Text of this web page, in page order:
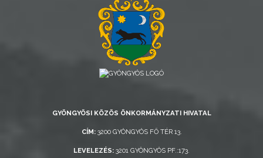
GYÖNGYÖSI KÖZÖS ÖNKORMÁNYZATI HIVATAL
CÍM:3200 GYÖNGYÖS FŐ TÉR 13.
LEVELEZÉS: 3201 GYÖNGYÖS PF.:173.